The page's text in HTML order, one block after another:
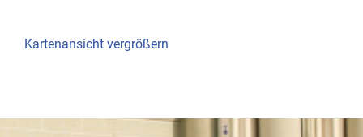
Kartenansicht vergrößern